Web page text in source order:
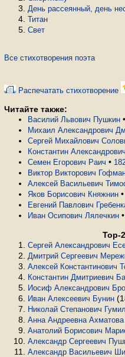
День рассеянный, день
Титан
Свет
Все стихотворения поэта
Распечатать стихотворение
Читайте также:
Василий Львович Пушкин •
Михаил Александрович
Сергей Михайлович
Константин
Семен Егорович Раич •
Виктор Викторович
Алексей Васильевич
Яков Борисович Княжнин •
Евгений Павлович
Иван Осипович Лялечкин •
Top-
Сергей Александрович
Дмитрий Сергеевич
Алексей Константинович
Константин Дмитриевич
Иосиф Александрович
Иван Алексеевич Бунин
Николай Степанович
Анна Андреевна Ахматова
Анатолий Борисович
Александр Сергеевич
Александр Васильевич